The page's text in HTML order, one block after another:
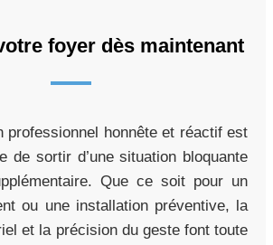
foyer dès maintenant
professionnel honnête et réactif est
de sortir d’une situation bloquante
Que ce soit pour un
ou une installation préventive, la
et la précision du geste font toute